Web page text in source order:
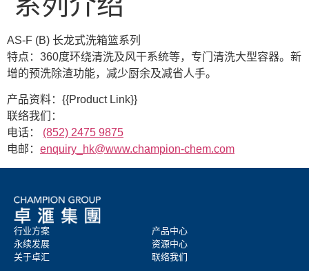
AS-F (B) 长龙式洗箱篮系列
特点：360度环绕清洗及风干系统等，专门清洗大型容器。新
增的预洗除渣功能，减少厨余及减省人手。
产品资料：{{Product Link}}
联络我们：
电话： (852) 2475 9875
电邮： enquiry_hk@www.champion-chem.com
行业方案
产品中心
永续发展
资源中心
关于卓汇
联络我们